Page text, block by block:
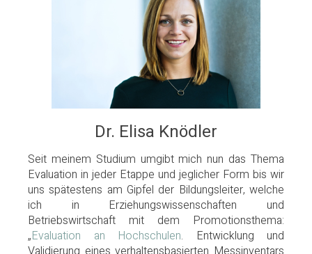
Dr. Elisa Knödler
Seit meinem Studium umgibt mich nun das Thema
Evaluation in jeder Etappe und jeglicher Form bis wir
uns spätestens am Gipfel der Bildungsleiter, welche
ich in Erziehungswissenschaften und
Betriebswirtschaft mit dem Promotionsthema:
„Evaluation an Hochschulen. Entwicklung und